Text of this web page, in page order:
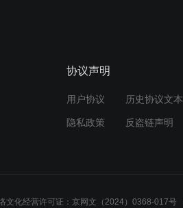
协议声明
用户协议 历史协议文本
隐私政策 反盗链声明
文化经营许可证：京网文（2024）0368-017号